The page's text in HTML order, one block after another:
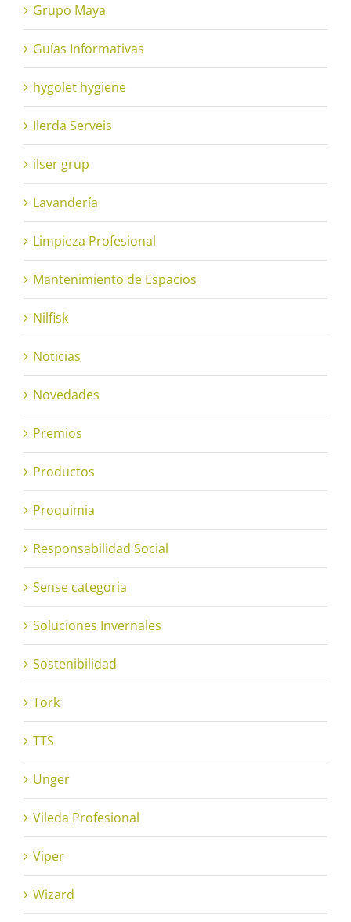
Grupo Maya
Guías Informativas
hygolet hygiene
Ilerda Serveis
ilser grup
Lavandería
Limpieza Profesional
Mantenimiento de Espacios
Nilfisk
Noticias
Novedades
Premios
Productos
Proquimia
Responsabilidad Social
Sense categoria
Soluciones Invernales
Sostenibilidad
Tork
TTS
Unger
Vileda Profesional
Viper
Wizard